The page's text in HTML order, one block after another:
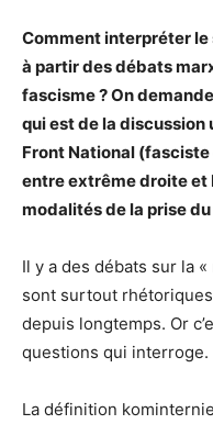
Comment interpréter
à partir des débats
fascisme ? On
qui est de la discussion
Front National (fasciste
entre extrême droite et
modalités de la prise
Il y a des débats sur la
sont surtout
depuis longtemps. Or
questions qui interroge.
La définition